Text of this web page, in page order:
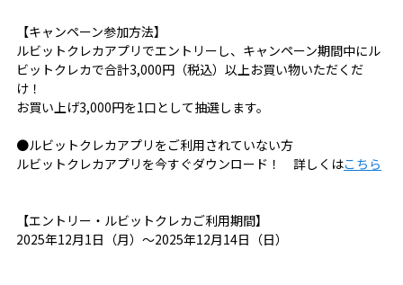
【キャンペーン参加方法】
ルビットクレカアプリでエントリーし、キャンペーン期間中にル
ビットクレカで合計3,000円（税込）以上お買い物いただくだ
け！
お買い上げ3,000円を1口として抽選します。
●ルビットクレカアプリをご利用されていない方
ルビットクレカアプリを今すぐダウンロード！ 詳しくはこちら
【エントリー・ルビットクレカご利用期間】
2025年12月1日（月）～2025年12月14日（日）